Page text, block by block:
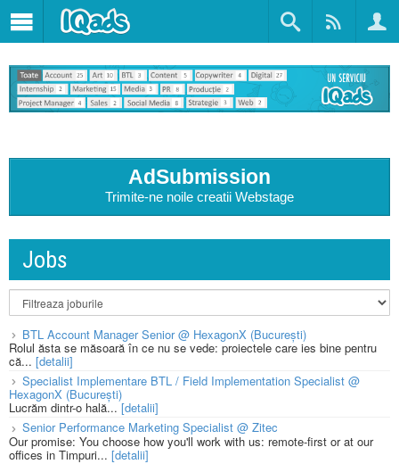
AdSubmission
Trimite-ne noile creatii Webstage
Jobs
BTL Account Manager Senior @ HexagonX (București)
Rolul ăsta se măsoară în ce nu se vede: proiectele care ies bine pentru
că... [detalii]
Specialist Implementare BTL / Field Implementation Specialist @
HexagonX (București)
Lucrăm dintr-o hală... [detalii]
Senior Performance Marketing Specialist @ Zitec
Our promise: You choose how you'll work with us: remote-first or at our
offices in Timpuri... [detalii]